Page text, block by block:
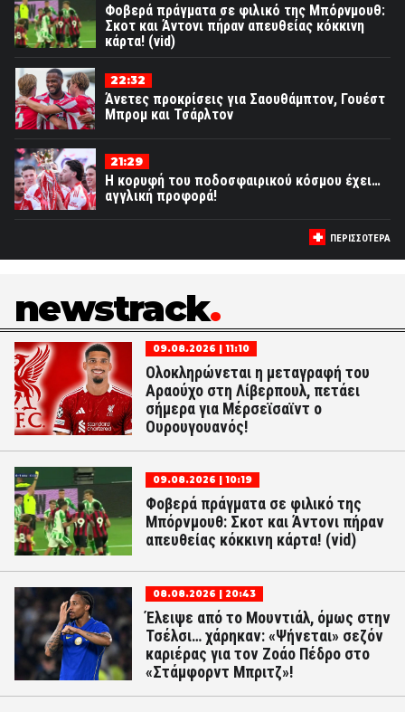
Φοβερά πράγματα σε φιλικό της Μπόρνμουθ:
Σκοτ και Άντονι πήραν απευθείας κόκκινη
κάρτα! (vid)
22:32
Άνετες προκρίσεις για Σαουθάμπτον, Γουέστ
Μπρομ και Τσάρλτον
21:29
Η κορυφή του ποδοσφαιρικού κόσμου έχει…
αγγλική προφορά!
ΠΕΡΙΣΣΟΤΕΡΑ
newstrack
09.08.2026 | 11:10
Ολοκληρώνεται η μεταγραφή του
Αραούχο στη Λίβερπουλ, πετάει
σήμερα για Μέρσεϊσαϊντ ο
Ουρουγουανός!
09.08.2026 | 10:19
Φοβερά πράγματα σε φιλικό της
Μπόρνμουθ: Σκοτ και Άντονι πήραν
απευθείας κόκκινη κάρτα! (vid)
08.08.2026 | 20:43
Έλειψε από το Μουντιάλ, όμως στην
Τσέλσι… χάρηκαν: «Ψήνεται» σεζόν
καριέρας για τον Ζοάο Πέδρο στο
«Στάμφορντ Μπριτζ»!